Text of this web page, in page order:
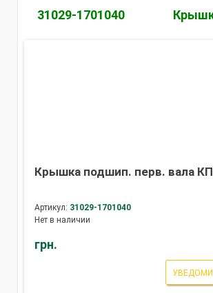
31029-1701040
Крышка подшип. перв. вала
Артикул: 31029-1701040
Нет в наличии
грн.